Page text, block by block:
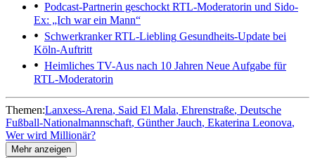
Podcast-Partnerin geschockt RTL-Moderatorin und Sido-
Ex: „Ich war ein Mann“
Schwerkranker RTL-Liebling Gesundheits-Update bei
Köln-Auftritt
Heimliches TV-Aus nach 10 Jahren Neue Aufgabe für
RTL-Moderatorin
Themen:Lanxess-Arena Said El Mala Ehrenstraße Deutsche
Fußball-Nationalmannschaft Günther Jauch Ekaterina Leonova
Wer wird Millionär?
Mehr anzeigen